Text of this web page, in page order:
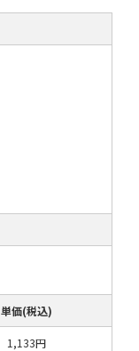
単価(税込)
1,133円